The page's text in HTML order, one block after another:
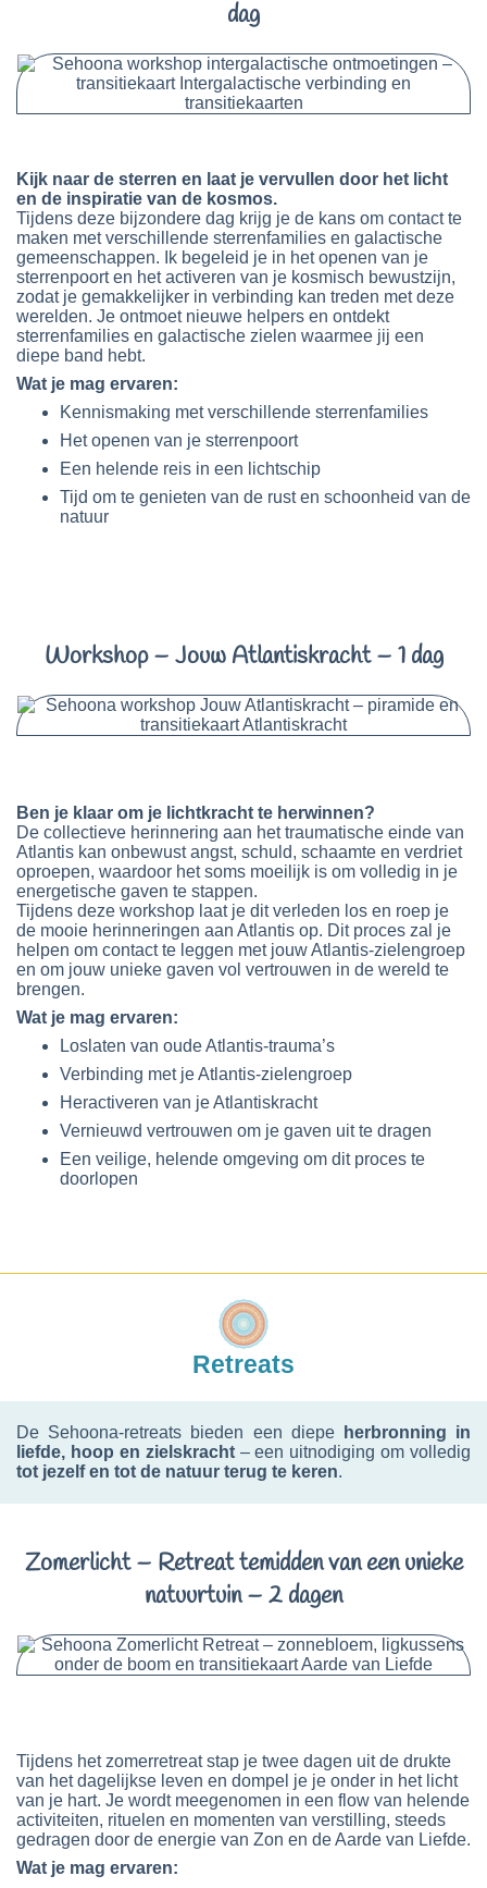
dag
Kijk naar de sterren en laat je vervullen door het licht
en de inspiratie van de kosmos.
Tijdens deze bijzondere dag krijg je de kans om contact te
maken met verschillende sterrenfamilies en galactische
gemeenschappen.
Ik begeleid je in het openen van je
sterrenpoort en het activeren van je kosmisch bewustzijn,
zodat je gemakkelijker in verbinding kan treden met deze
werelden. Je ontmoet nieuwe helpers en ontdekt
sterrenfamilies en galactische zielen waarmee jij een
diepe band hebt.
Wat je mag ervaren:
Kennismaking met verschillende sterrenfamilies
Het openen van je sterrenpoort
Een helende reis in een lichtschip
Tijd om te genieten van de rust en schoonheid van de
natuur
Workshop – Jouw Atlantiskracht – 1 dag
Ben je klaar om je lichtkracht te herwinnen?
De collectieve herinnering aan het traumatische einde van
Atlantis kan onbewust angst, schuld, schaamte en verdriet
oproepen, waardoor het soms moeilijk is om volledig in je
energetische gaven te stappen.
Tijdens deze workshop laat je dit verleden los en roep je
de mooie herinneringen aan Atlantis op. Dit proces zal je
helpen om contact te leggen met jouw Atlantis-zielengroep
en om jouw unieke gaven vol vertrouwen in de wereld te
brengen.
Wat je mag ervaren:
Loslaten van oude Atlantis-trauma’s
Verbinding met je Atlantis-zielengroep
Heractiveren van je Atlantiskracht
Vernieuwd vertrouwen om je gaven uit te dragen
Een veilige, helende omgeving om dit proces te
doorlopen
Retreats
De Sehoona-retreats bieden een diepe
herbronning in
liefde, hoop en zielskracht– een uitnodiging om volledig
tot jezelf en tot de natuur terug te keren.
Zomerlicht – Retreat temidden van een unieke
natuurtuin – 2 dagen
Tijdens het zomerretreat stap je twee dagen uit de drukte
van het dagelijkse leven en dompel je je onder in het licht
van je hart. Je wordt meegenomen in een flow van helende
activiteiten, rituelen en momenten van verstilling, steeds
gedragen door de energie van Zon en de Aarde van Liefde.
Wat je mag ervaren: